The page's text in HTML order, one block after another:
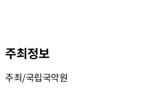
주최정보
주최/국립국악원